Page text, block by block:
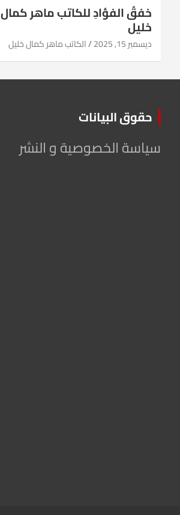
خفقُ الفؤادِ للكاتب ماهر كمال
خليل
ديسمبر 15, 2025 الكاتب ماهر كمال خليل
حقوق البيانات
سياسة الخصوصية و النشر